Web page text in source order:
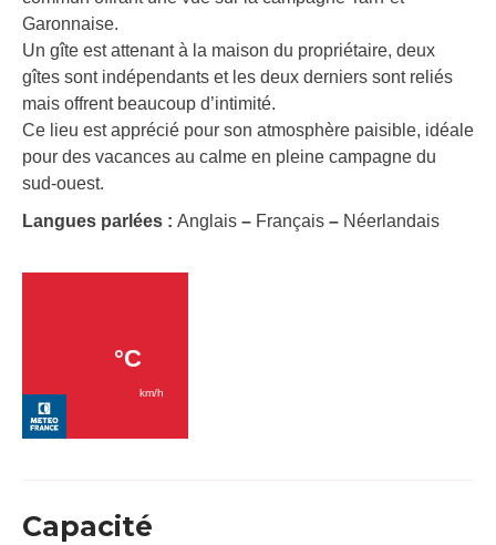
Garonnaise.
Un gîte est attenant à la maison du propriétaire, deux
gîtes sont indépendants et les deux derniers sont reliés
mais offrent beaucoup d’intimité.
Ce lieu est apprécié pour son atmosphère paisible, idéale
pour des vacances au calme en pleine campagne du
sud-ouest.
Langues parlées : Anglais – Français – Néerlandais
Capacité